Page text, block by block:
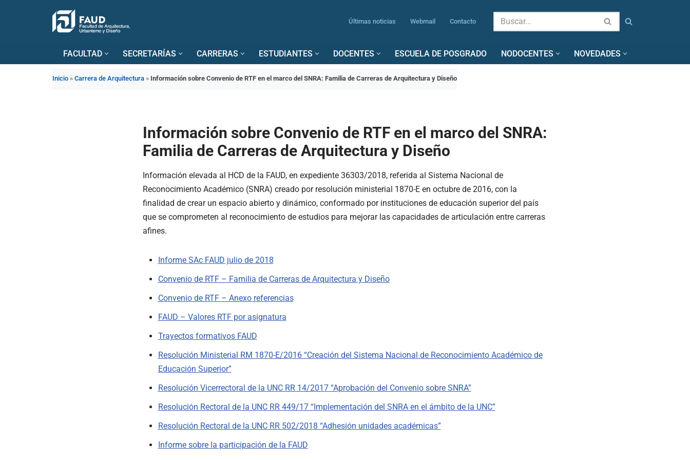
Últimas noticias Webmail Contacto
FACULTAD SECRETARÍAS CARRERAS ESTUDIANTES DOCENTES ESCUELA DE POSGRADO NODOCENTES NOVEDADES
Inicio » Carrera de Arquitectura » Información sobre Convenio de RTF en el marco del SNRA: Familia de Carreras de Arquitectura y Diseño
Información sobre Convenio de RTF en el marco del SNRA:
Familia de Carreras de Arquitectura y Diseño
Información elevada al HCD de la FAUD, en expediente 36303/2018, referida al Sistema Nacional de
Reconocimiento Académico (SNRA) creado por resolución ministerial 1870-E en octubre de 2016, con la
finalidad de crear un espacio abierto y dinámico, conformado por instituciones de educación superior del país
que se comprometen al reconocimiento de estudios para mejorar las capacidades de articulación entre carreras
afines.
Informe SAc FAUD julio de 2018
Convenio de RTF – Familia de Carreras de Arquitectura y Diseño
Convenio de RTF – Anexo referencias
FAUD – Valores RTF por asignatura
Trayectos formativos FAUD
Resolución Ministerial RM 1870-E/2016 “Creación del Sistema Nacional de Reconocimiento Académico de
Educación Superior”
Resolución Vicerrectoral de la UNC RR 14/2017 “Aprobación del Convenio sobre SNRA”
Resolución Rectoral de la UNC RR 449/17 “Implementación del SNRA en el ámbito de la UNC”
Resolución Rectoral de la UNC RR 502/2018 “Adhesión unidades académicas”
Informe sobre la participación de la FAUD